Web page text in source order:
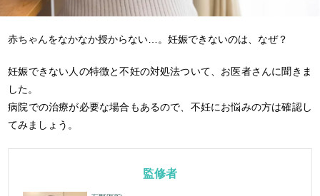
赤ちゃんをなかなか授からない…。妊娠できないのは、なぜ？
妊娠できない人の特徴と不妊の対処法ついて、お医者さんに聞きま
した。
病院での治療が必要な場合もあるので、不妊にお悩みの方は確認し
てみましょう。
監修者